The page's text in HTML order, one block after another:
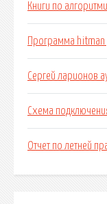
Книги по
Программа
Сергей ларионов
Схема
Отчет по летней